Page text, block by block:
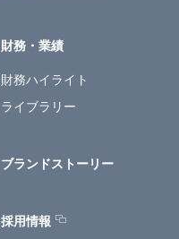
財務・業績
財務ハイライト
ライブラリー
ブランドストーリー
採用情報